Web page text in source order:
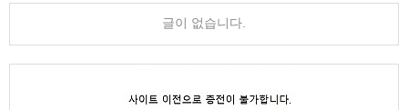
글이 없습니다.